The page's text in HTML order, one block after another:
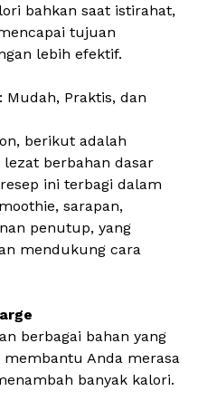
bahkan saat istirahat,
tujuan
lebih efektif.
Mudah, Praktis, dan
berikut adalah
berbahan dasar
ini terbagi dalam
sarapan,
penutup, yang
mendukung cara
berbagai bahan yang
Anda merasa
banyak kalori.